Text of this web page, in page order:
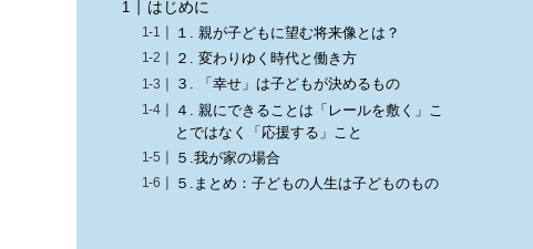
覧
はじめに
１. 親が子どもに望む将来像とは？
２. 変わりゆく時代と働き方
３. 「幸せ」は子どもが決めるもの
４. 親にできることは「レールを敷く」こ
とではなく「応援する」こと
５.我が家の場合
５.まとめ：子どもの人生は子どものもの